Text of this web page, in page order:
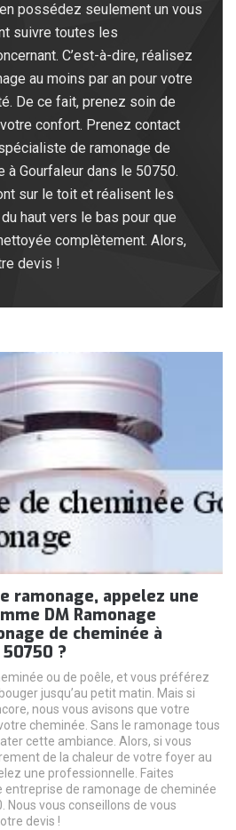
possédez seulement un vous
suivre toutes les
C’est-à-dire, réalisez
au moins par an pour votre
De ce fait, prenez soin de
confort. Prenez contact
de ramonage de
à Gourfaleur dans le 50750.
sur le toit et réalisent les
haut vers le bas pour que
complètement. Alors,
devis !
ramonage, appelez une
DM Ramonage
de cheminée à
?
ou de poêle, et vous préférez
jusqu’au petit matin. Mais si
nous vous avisons que votre
cheminée. Sans le ramonage tous
cette ambiance. Alors, si vous
de la chaleur de votre foyer au
une professionnelle. Faites
entreprise de ramonage de cheminée
Nous vous conseillons de vous
devis !